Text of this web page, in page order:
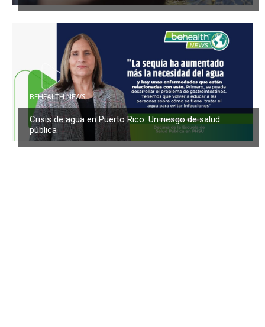
BEHEALTH NEWS
Crisis de agua en Puerto Rico: Un riesgo de salud
pública